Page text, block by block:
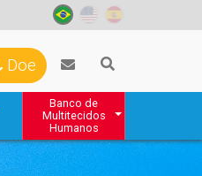
Doe
Banco de
Multitecidos
Humanos